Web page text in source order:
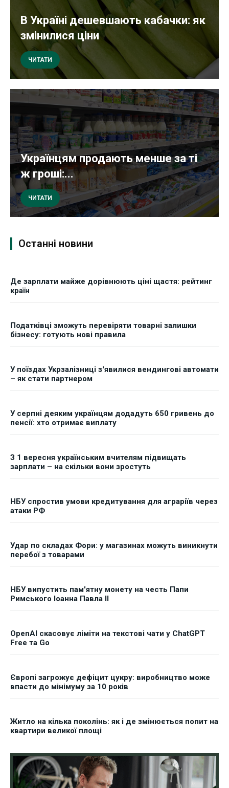
В Україні дешевшають кабачки: як
змінилися ціни
ЧИТАТИ
Українцям продають менше за ті
ж гроші:...
ЧИТАТИ
Останні новини
Де зарплати майже дорівнюють ціні щастя: рейтинг
країн
Податківці зможуть перевіряти товарні залишки
бізнесу: готують нові правила
У поїздах Укрзалізниці з'явилися вендингові автомати
– як стати партнером
У серпні деяким українцям додадуть 650 гривень до
пенсії: хто отримає виплату
З 1 вересня українським вчителям підвищать
зарплати – на скільки вони зростуть
НБУ спростив умови кредитування для аграріїв через
атаки РФ
Удар по складах Фори: у магазинах можуть виникнути
перебої з товарами
НБУ випустить пам'ятну монету на честь Папи
Римського Іоанна Павла II
OpenAI скасовує ліміти на текстові чати у ChatGPT
Free та Go
Європі загрожує дефіцит цукру: виробництво може
впасти до мінімуму за 10 років
Житло на кілька поколінь: як і де змінюється попит на
квартири великої площі